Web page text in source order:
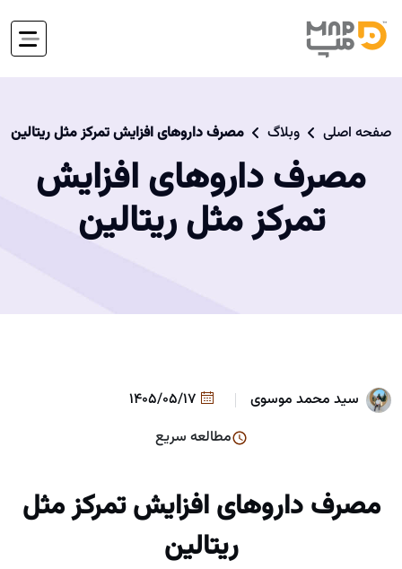
صفحه اصلی وبلاگ مصرف داروهای افزایش تمرکز مثل ریتالین
مصرف داروهای افزایش
تمرکز مثل ریتالین
سید محمد موسوی
مطالعه سریع
مصرف داروهای افزایش تمرکز مثل
ریتالین